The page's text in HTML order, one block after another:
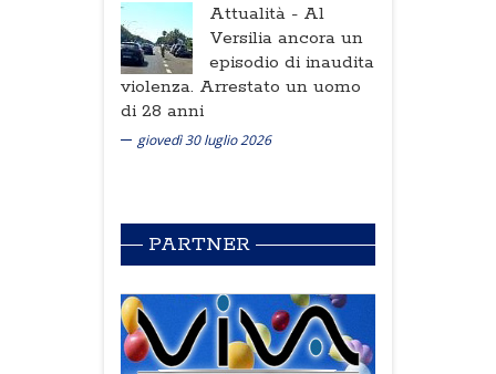
Attualità - Al
Versilia ancora un
episodio di inaudita
violenza. Arrestato un uomo
di 28 anni
giovedì 30 luglio 2026
PARTNER